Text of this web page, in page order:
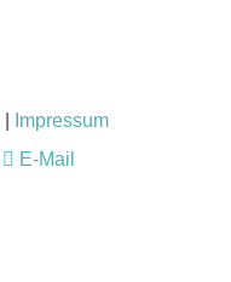
E-Mail
Impressum